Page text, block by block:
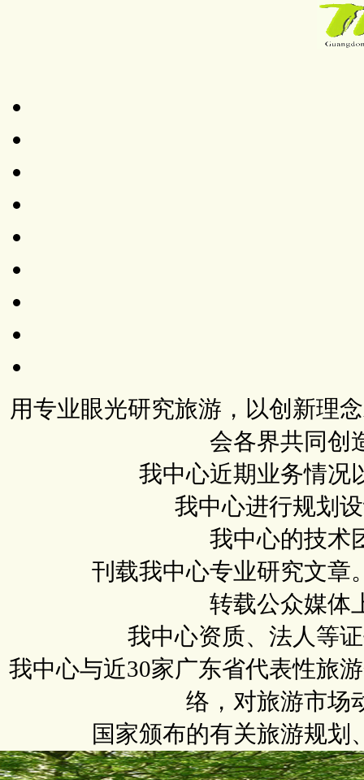
用专业眼光研究旅游，以创新理
会各界共同创
我中心近期业务情况
我中心进行规划
我中心的技术
刊载我中心专业研究文章
转载公众媒体
我中心资质、法人等
我中心与近30家广东省代表性旅
络，对旅游市场
国家颁布的有关旅游规划